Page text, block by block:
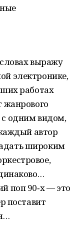
выражу
электронике,
работах
жанрового
одним видом,
автор
широким
поп 90‑х — это
поставит